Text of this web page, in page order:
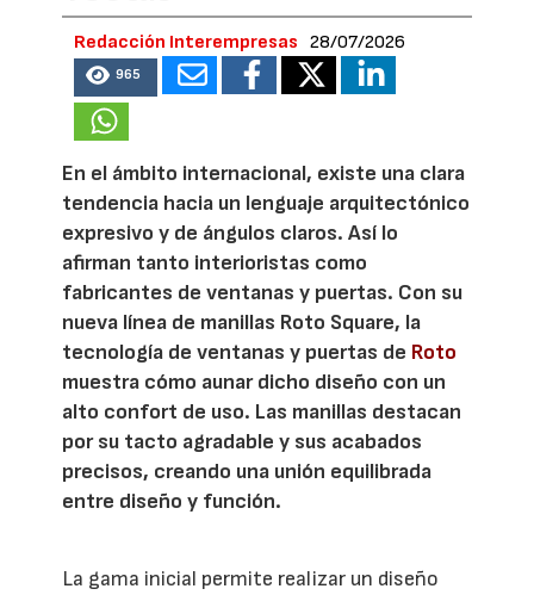
Redacción Interempresas 28/07/2026
965
En el ámbito internacional, existe una clara
tendencia hacia un lenguaje arquitectónico
expresivo y de ángulos claros. Así lo
afirman tanto interioristas como
fabricantes de ventanas y puertas. Con su
nueva línea de manillas Roto Square, la
tecnología de ventanas y puertas de Roto
muestra cómo aunar dicho diseño con un
alto confort de uso. Las manillas destacan
por su tacto agradable y sus acabados
precisos, creando una unión equilibrada
entre diseño y función.
La gama inicial permite realizar un diseño